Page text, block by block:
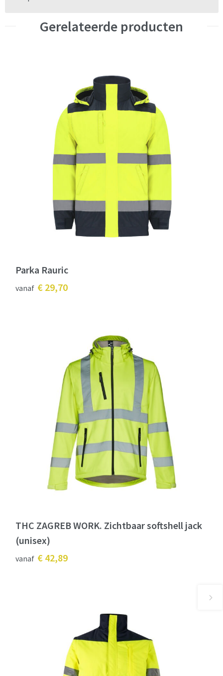
Gerelateerde producten
Parka Rauric
vanaf € 29,70
THC ZAGREB WORK. Zichtbaar softshell jack
(unisex)
vanaf € 42,89